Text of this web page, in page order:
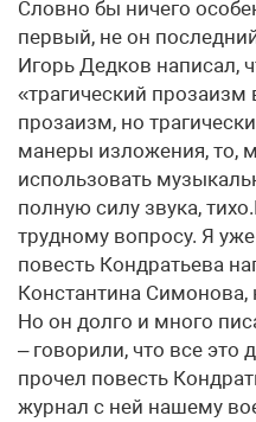
Словно бы ничего
первый, не он
Игорь Дедков написал,
«трагический
прозаизм, но
манеры изложения, то,
использовать
полную силу звука,
трудному вопросу. Я
повесть Кондратьева
Константина Симонова,
Но он долго и много
– говорили, что все это
прочел повесть
журнал с ней нашему